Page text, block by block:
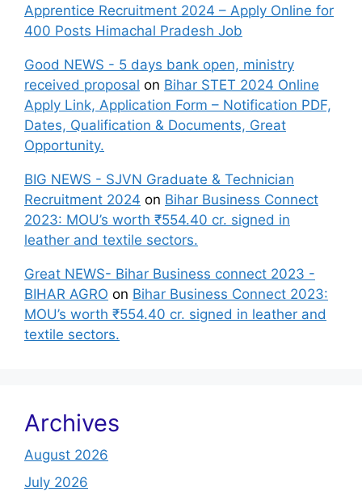
Apprentice Recruitment 2024 – Apply Online for
400 Posts Himachal Pradesh Job
Good NEWS - 5 days bank open, ministry
received proposal on Bihar STET 2024 Online
Apply Link, Application Form – Notification PDF,
Dates, Qualification & Documents, Great
Opportunity.
BIG NEWS - SJVN Graduate & Technician
Recruitment 2024 on Bihar Business Connect
2023: MOU’s worth ₹554.40 cr. signed in
leather and textile sectors.
Great NEWS- Bihar Business connect 2023 -
BIHAR AGRO on Bihar Business Connect 2023:
MOU’s worth ₹554.40 cr. signed in leather and
textile sectors.
Archives
August 2026
July 2026